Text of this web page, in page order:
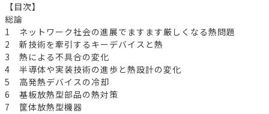
【目次】
総論
1 ネットワーク社会の進展でますます厳しくなる熱問題
2 新技術を牽引するキーデバイスと熱
3 熱による不具合の変化
4 半導体や実装技術の進歩と熱設計の変化
5 高発熱デバイスの冷却
6 基板放熱型部品の熱対策
7 筐体放熱型機器